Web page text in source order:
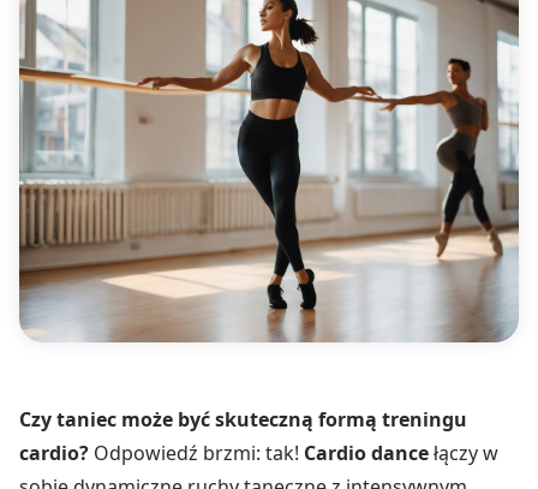
Czy taniec może być skuteczną formą treningu
cardio? Odpowiedź brzmi: tak! Cardio dancełączy w